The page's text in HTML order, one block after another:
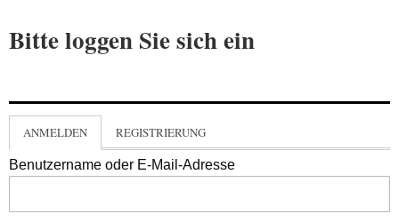
Bitte loggen Sie sich ein
ANMELDEN REGISTRIERUNG
Benutzername oder E-Mail-Adresse